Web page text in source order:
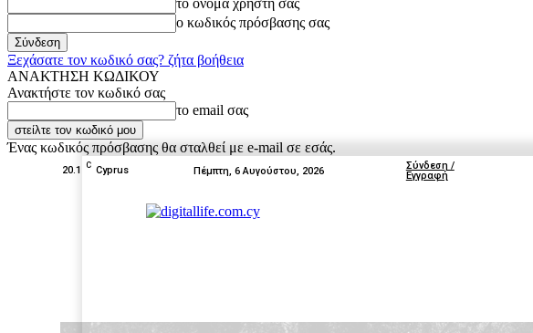
το όνομα χρήστη σας
ο κωδικός πρόσβασης σας
Ξεχάσατε τον κωδικό σας? ζήτα βοήθεια
ΑΝΑΚΤΗΣΗ ΚΩΔΙΚΟΥ
Ανακτήστε τον κωδικό σας
το email σας
Ένας κωδικός πρόσβασης θα σταλθεί με e-mail σε εσάς.
20.1 C Cyprus Πέμπτη, 6 Αυγούστου, 2026
Σύνδεση /
Εγγραφή